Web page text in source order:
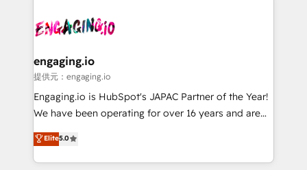
advanced optimization & adoption 📍 São Paulo, BR
• Des Moines, IA • New York, NY
operacional de receita conectando equipes
Também somos distribuidores oficiais da HubSpot
e de mais de 150 softwares globais permitindo
contratar e pagar a HubSpot em reais com nota
fiscal no Brasil e gerar economia de até 50% na
Oferecemos ainda agentes de IA especializados em
HubSpot que automatizam tarefas executam rotinas
engaging.io
提供元：engaging.io
Engaging.io is HubSpot's JAPAC Partner of the Year!
We have been operating for over 16 years and are
one of HubSpot's most experienced and technically
capable Agency Partners globally. We specialise in
complex CRM migrations, implementations,
Elite5.0